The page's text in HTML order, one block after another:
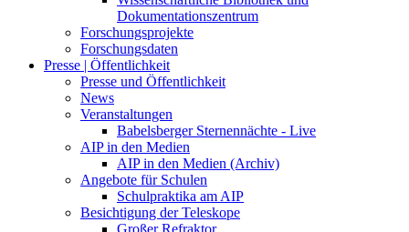
Dokumentationszentrum
Forschungsprojekte
Forschungsdaten
Presse | Öffentlichkeit
Presse und Öffentlichkeit
News
Veranstaltungen
Babelsberger Sternennächte - Live
AIP in den Medien
AIP in den Medien (Archiv)
Angebote für Schulen
Schulpraktika am AIP
Besichtigung der Teleskope
Großer Refraktor